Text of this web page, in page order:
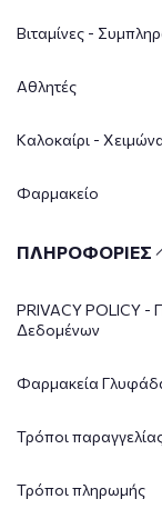
Βιταμίνες -
Αθλητές
Καλοκαίρι -
Φαρμακείο
ΠΛΗΡΟΦΟΡΙΕΣ
PRIVACY POLICY -
Δεδομένων
Φαρμακεία
Τρόποι
Τρόποι πληρωμής